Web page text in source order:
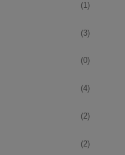
(1)
(3)
(0)
(4)
(2)
(2)